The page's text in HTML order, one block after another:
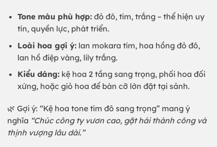
Tone màu phù hợp:đỏ đô, tím, trắng – thể hiện uy
tín, quyền lực, phát triển.
Loài hoa gợi ý:lan mokara tím, hoa hồng đỏ đô,
lan hồ điệp vàng, lily trắng.
Kiểu dáng:kệ hoa 2 tầng sang trọng, phối hoa đối
xứng, hoặc giỏ hoa để bàn cỡ lớn đặt tại sảnh.
🌿 Gợi ý: “Kệ hoa tone tím đô sang trọng” mang ý
nghĩa “Chúc công ty vươn cao, gặt hái thành công và
thịnh vượng lâu dài.”